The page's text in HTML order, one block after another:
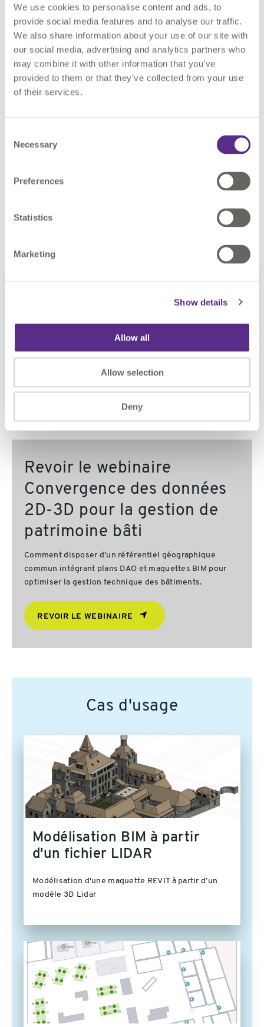
We use cookies to personalise content and ads, to
provide social media features and to analyse our traffic.
We also share information about your use of our site with
our social media, advertising and analytics partners who
may combine it with other information that you’ve
provided to them or that they’ve collected from your use
of their services.
Selection
Necessary
Preferences
Statistics
Marketing
Show details
Allow all
Allow selection
Deny
Données alphanumériques descriptives et techniques
associées aux actifs géolocalisés.
Exploitation etmaintenance du patrimoine
Livraison d'une base de données construite pour vos
logiciels de gestion de bâtiment ou de suivi de la
Nous pouvons une solution complète de gestion 2D/3D
Revoir le webinaire
Convergence des données
2D-3D pour la gestion de
patrimoine bâti
Comment disposer d’un référentiel géographique
commun intégrant plans DAO et maquettes BIM pour
optimiser la gestion technique des bâtiments.
REVOIR LE WEBINAIRE
Cas d'usage
Modélisation BIM à partir
d'un fichier LIDAR
Modélisation d'une maquette REVIT à partir d’un
modèle 3D Lidar